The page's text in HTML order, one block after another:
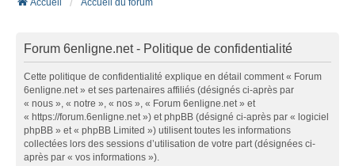
Accueil Accueil du forum
Forum 6enligne.net - Politique de confidentialité
Cette politique de confidentialité explique en détail comment « Forum
6enligne.net » et ses partenaires affiliés (désignés ci-après par
« nous », « notre », « nos », « Forum 6enligne.net » et
« https://forum.6enligne.net ») et phpBB (désigné ci-après par « logiciel
phpBB » et « phpBB Limited ») utilisent toutes les informations
collectées lors des sessions d’utilisation de votre part (désignées ci-
après par « vos informations »).